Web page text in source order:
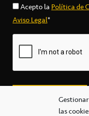
las
Acepto laPolítica de
Aviso Legal*